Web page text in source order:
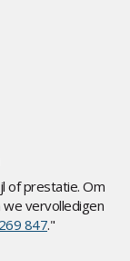
of prestatie. Om
vervolledigen
847."